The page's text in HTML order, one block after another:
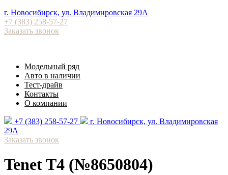
⁠г. Новосибирск, ул. Владимировская 29А
+7 (383) 258-57-27
Заказать звонок
Модельный ряд
Авто в наличии
Тест-драйв
Контакты
О компании
+7 (383) 258-57-27
⁠г. Новосибирск, ул. Владимировская
29А
Заказать звонок
Tenet T4 (№8650804)